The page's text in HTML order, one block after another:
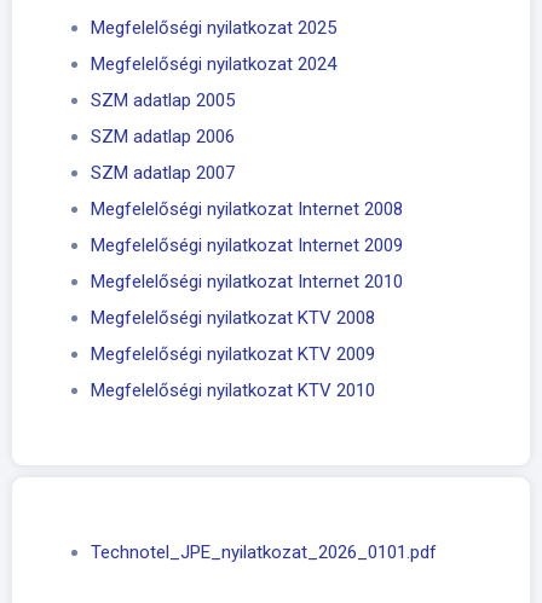
Megfelelőségi nyilatkozat 2025
Megfelelőségi nyilatkozat 2024
SZM adatlap 2005
SZM adatlap 2006
SZM adatlap 2007
Megfelelőségi nyilatkozat Internet 2008
Megfelelőségi nyilatkozat Internet 2009
Megfelelőségi nyilatkozat Internet 2010
Megfelelőségi nyilatkozat KTV 2008
Megfelelőségi nyilatkozat KTV 2009
Megfelelőségi nyilatkozat KTV 2010
Technotel_JPE_nyilatkozat_2026_0101.pdf